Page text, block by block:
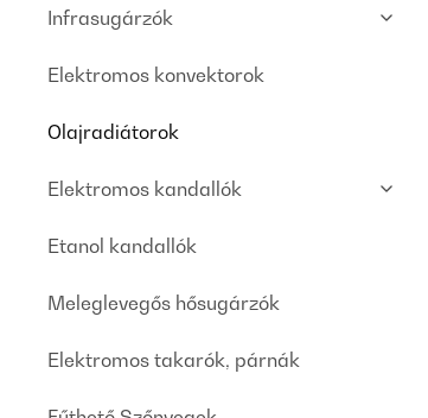
Infrasugárzók
Elektromos konvektorok
Olajradiátorok
Elektromos kandallók
Etanol kandallók
Meleglevegős hősugárzók
Elektromos takarók, párnák